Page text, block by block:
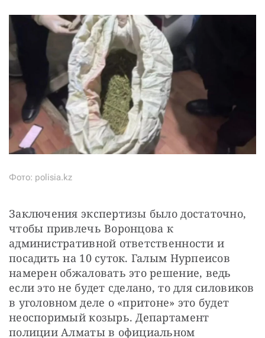
Фото: polisia.kz
Заключения экспертизы было достаточно,
чтобы привлечь Воронцова к
административной ответственности и
посадить на 10 суток. Галым Нурпеисов
намерен обжаловать это решение, ведь
если это не будет сделано, то для силовиков
в уголовном деле о «притоне» это будет
неоспоримый козырь. Департамент
полиции Алматы в официальном